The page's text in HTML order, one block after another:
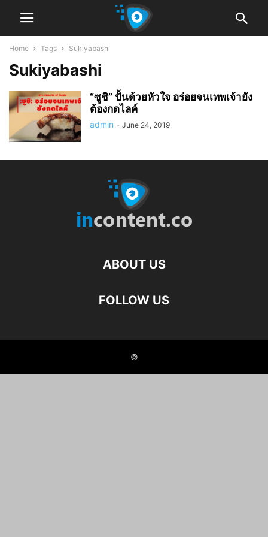
Home Tags Sukiyabashi
Sukiyabashi
“ซูชิ” ปั้นด้วยหัวใจ อร่อยจนเทพเจ้ายัง
ต้องกดไลค์
admin - June 24, 2019
ABOUT US
FOLLOW US
©